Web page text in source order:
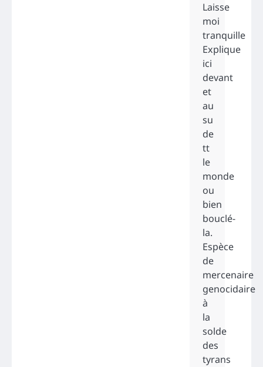
Laisse
moi
tranquille
Explique
ici
devant
et
au
su
de
tt
le
monde
ou
bien
bouclé-
la.
Espèce
de
mercenaire
genocidaire
à
la
solde
des
tyrans